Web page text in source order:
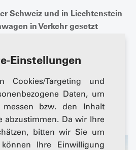
Einstellungen
Cookies/Targeting und
Daten, um
messen bzw. den Inhalt
abzustimmen. Da wir Ihre
bitten wir Sie um
Ihre Einwilligung
Schweiz und in Liechtenstein
in Verkehr gesetzt
als im Vorjahresmonat.